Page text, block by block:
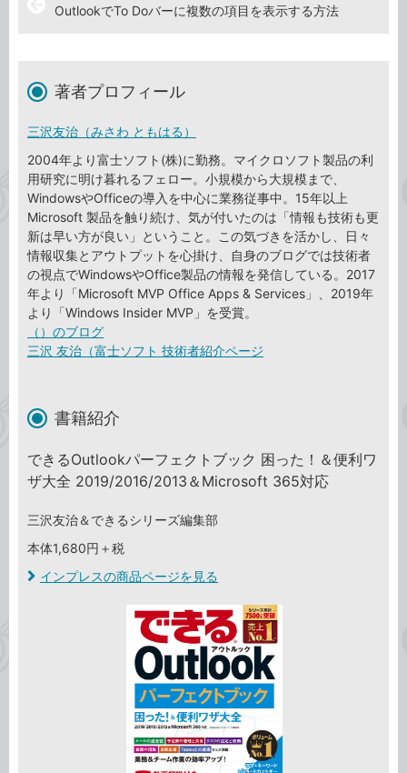
OutlookでTo Doバーに複数の項目を表示する方法
著者プロフィール
三沢友治（みさわ ともはる）
2004年より富士ソフト(株)に勤務。マイクロソフト製品の利
用研究に明け暮れるフェロー。小規模から大規模まで、
WindowsやOfficeの導入を中心に業務従事中。15年以上
Microsoft 製品を触り続け、気が付いたのは「情報も技術も更
新は早い方が良い」ということ。この気づきを活かし、日々
情報収集とアウトプットを心掛け、自身のブログでは技術者
の視点でWindowsやOffice製品の情報を発信している。2017
年より「Microsoft MVP Office Apps & Services」、2019年
より「Windows Insider MVP」を受賞。
（）のブログ
三沢 友治（富士ソフト 技術者紹介ページ
書籍紹介
できるOutlookパーフェクトブック 困った！＆便利ワ
ザ大全 2019/2016/2013＆Microsoft 365対応
三沢友治＆できるシリーズ編集部
本体1,680円＋税
インプレスの商品ページを見る